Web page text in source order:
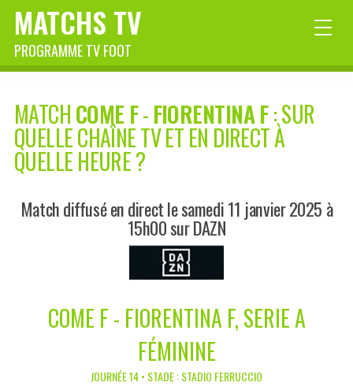
MATCHS TV
PROGRAMME TV FOOT
MATCHCOME F-FIORENTINA F: SUR
QUELLE CHAÎNE TV ET EN DIRECT À
QUELLE HEURE ?
Match diffusé en direct le samedi 11 janvier 2025 à
15h00 sur DAZN
COME F - FIORENTINA F, SERIE A
FÉMININE
JOURNÉE 14 • STADE : STADIO FERRUCCIO